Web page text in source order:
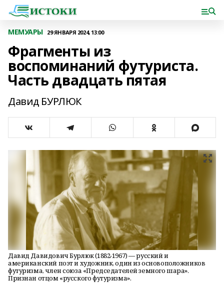
МЕМУАРЫ 29 ЯНВАРЯ 2024, 13:00
Фрагменты из
воспоминаний футуриста.
Часть двадцать пятая
Давид БУРЛЮК
Давид Давидович Бурлюк (1882-1967) — русский и
американский поэт и художник, один из основоположников
футуризма, член союза «Председателей земного шара».
Признан отцом «русского футуризма».